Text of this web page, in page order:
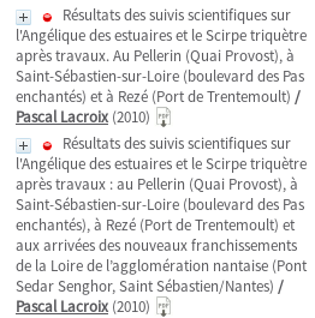
Résultats des suivis scientifiques sur
l'Angélique des estuaires et le Scirpe triquètre
après travaux. Au Pellerin (Quai Provost), à
Saint-Sébastien-sur-Loire (boulevard des Pas
enchantés) et à Rezé (Port de Trentemoult) /
Pascal Lacroix (2010)
Résultats des suivis scientifiques sur
l'Angélique des estuaires et le Scirpe triquètre
après travaux : au Pellerin (Quai Provost), à
Saint-Sébastien-sur-Loire (boulevard des Pas
enchantés), à Rezé (Port de Trentemoult) et
aux arrivées des nouveaux franchissements
de la Loire de l’agglomération nantaise (Pont
Sedar Senghor, Saint Sébastien/Nantes) /
Pascal Lacroix (2010)